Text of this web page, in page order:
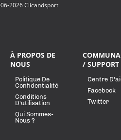
2026 Clicandsport
À PROPOS DE
NOUS
Politique De
Confidentialité
Conditions
D'utilisation
Qui Sommes-
Nous ?
/ SUPPORT
Centre
Facebook
Twitter